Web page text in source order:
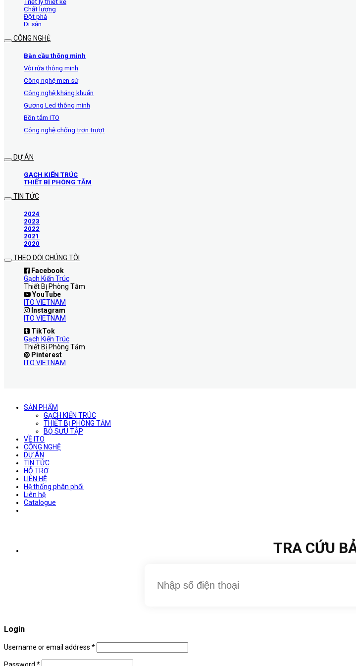
Triết lý thiết kế
Chất lượng
Đột phá
Di sản
CÔNG NGHỆ
Bàn cầu thông minh
Vòi rửa thông minh
Công nghệ men sứ
Công nghệ kháng khuẩn
Gương Led thông minh
Bồn tắm ITO
Công nghệ chống trơn trượt
DỰ ÁN
GẠCH KIẾN TRÚC
THIẾT BỊ PHÒNG TẮM
TIN TỨC
2024
2023
2022
2021
2020
THEO DÕI CHÚNG TÔI
Facebook
Gạch Kiến Trúc
Thiết Bị Phòng Tắm
YouTube
ITO VIETNAM
Instagram
ITO VIETNAM
TikTok
Gạch Kiến Trúc
Thiết Bị Phòng Tắm
Pinterest
ITO VIETNAM
SẢN PHẨM
GẠCH KIẾN TRÚC
THIẾT BỊ PHÒNG TẮM
BỘ SƯU TẬP
VỀ ITO
CÔNG NGHỆ
DỰ ÁN
TIN TỨC
HỖ TRỢ
LIÊN HỆ
Hệ thống phân phối
Liên hệ
Catalogue
TRA CỨU
Login
Username or email address *